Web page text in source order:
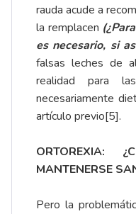
rauda acude a
la remplacen
es necesario, si
falsas leches de
realidad para
necesariamente
artículo previo[5].
ORTOREXIA:
MANTENERSE
Pero la